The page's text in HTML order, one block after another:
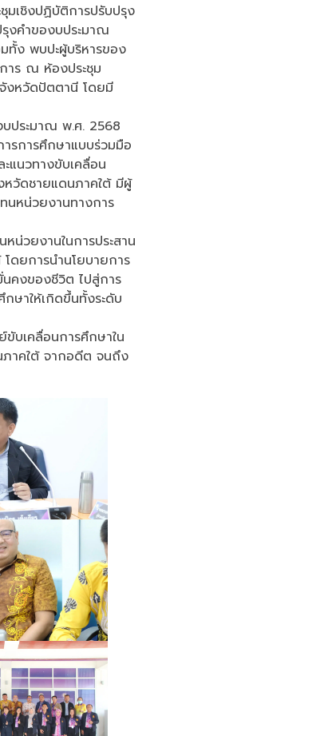
มเชิงปฏิบัติการปรับปรุง
งคำของบประมาณ
ทั้ง พบปะผู้บริหารของ
าร ณ ห้องประชุม
งหวัดปัตตานี โดยมี
บประมาณ พ.ศ. 2568
รการศึกษาแบบร่วมมือ
แนวทางขับเคลื่อน
หวัดชายแดนภาคใต้ มีผู้
นหน่วยงานทางการ
น่วยงานในการประสาน
ดยการนำนโยบายการ
นคงของชีวิต ไปสู่การ
ษาให้เกิดขึ้นทั้งระดับ
บเคลื่อนการศึกษาใน
ภาคใต้ จากอดีต จนถึง